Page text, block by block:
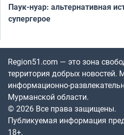
Паук-нуар: альтернативная
супергерое
Region51.com — это зона
территория добрых новостей.
информационно-
Мурманской области.
© 2026 Все права защищены.
Публикуемая информация
18+.